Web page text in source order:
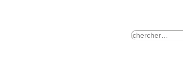
rechercher